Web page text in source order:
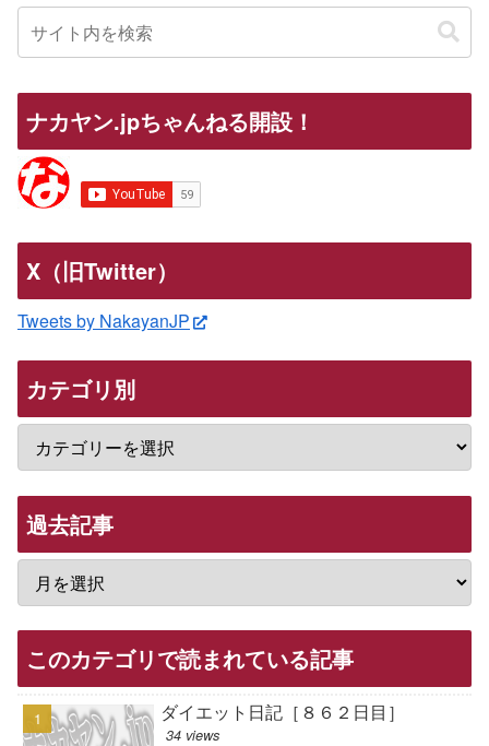
ナカヤン.jpちゃんねる開設！
X（旧Twitter）
Tweets by NakayanJP
カテゴリ別
過去記事
このカテゴリで読まれている記事
ダイエット日記［８６２日目］
34 views